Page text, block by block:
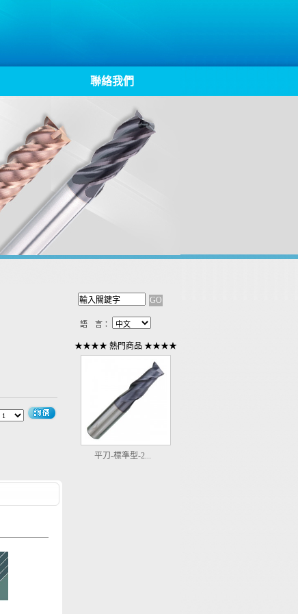
聯絡我們
語 言：
★★★★ 熱門商品 ★★★★
平刀-標準型-2...